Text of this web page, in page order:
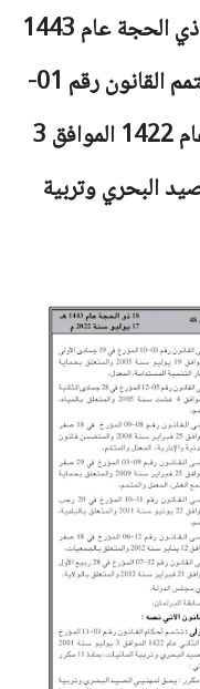
قانون رقم 22-14 مؤرخ في 13 ذي الحجة عام 1443
الموافق 12 يوليو سنة 2022، يتمم القانون رقم 01-
11 المؤرخ في 11 ربيع الثاني عام 1422 الموافق 3
بالصيد البحري وتربية